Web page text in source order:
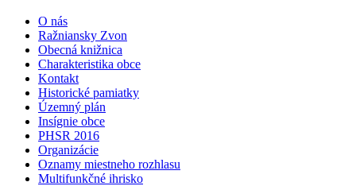
O nás
Ražniansky Zvon
Obecná knižnica
Charakteristika obce
Kontakt
Historické pamiatky
Územný plán
Insígnie obce
PHSR 2016
Organizácie
Oznamy miestneho rozhlasu
Multifunkčné ihrisko